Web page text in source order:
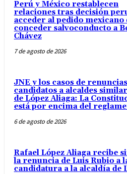
Perú y México restablecen
relaciones tras decisión
acceder al pedido mexicano
conceder salvoconducto a
Chávez
7 de agosto de 2026
JNE y los casos de
candidatos a alcaldes
de López Aliaga: La
está por encima del
6 de agosto de 2026
Rafael López Aliaga recibe
la renuncia de Luis Rubio a
candidatura a la alcaldía de